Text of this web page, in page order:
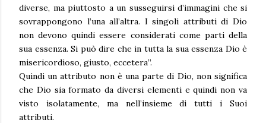
diverse, ma piuttosto a un susseguirsi d’immagini che si
sovrappongono l’una all’altra. I singoli attributi di Dio
non devono quindi essere considerati come parti della
sua essenza. Si può dire che in tutta la sua essenza Dio è
misericordioso, giusto, eccetera”.
Quindi un attributo non è una parte di Dio, non significa
che Dio sia formato da diversi elementi e quindi non va
visto isolatamente, ma nell’insieme di tutti i Suoi
attributi.